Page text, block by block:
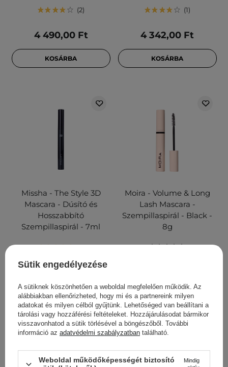
2
4 490,00 Ft
KOSÁRBA
1
4 342,00 Ft
KOSÁRBA
Missha - The Style 3D
Mascara - Dúsító és
Hosszabbító
Szempillaspirál - 7ml
1
1 880,00 Ft
KOSÁRBA
Moira - Volume & Long
Lash Mascara -
Szempillaspirál - Black -
8g
KOSÁRBA
Sütik engedélyezése
A sütiknek köszönhetően a weboldal megfelelően működik. Az
alábbiakban ellenőrizheted, hogy mi és a partnereink milyen
adatokat és milyen célból gyűjtünk. Lehetőséged van beállítani a
tárolási vagy hozzáférési feltételeket. Hozzájárulásodat bármikor
visszavonhatod a sütik törlésével a böngészőből. További
információ az adatvédelmi szabályzatban található.
Weboldal működőképességét biztosító
Mindig